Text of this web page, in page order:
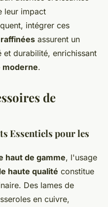
leur impact
intégrer ces
assurent un
et durabilité, enrichissant
moderne.
de
Essentiels pour les
haut de gamme, l'usage
haute qualité constitue
Des lames de
en cuivre,